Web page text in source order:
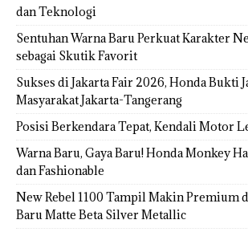
dan Teknologi
Sentuhan Warna Baru Perkuat Karakter
sebagai Skutik Favorit
Sukses di Jakarta Fair 2026, Honda Bukti
Masyarakat Jakarta-Tangerang
Posisi Berkendara Tepat, Kendali Motor
Warna Baru, Gaya Baru! Honda Monkey
dan Fashionable
New Rebel 1100 Tampil Makin Premium
Baru Matte Beta Silver Metallic